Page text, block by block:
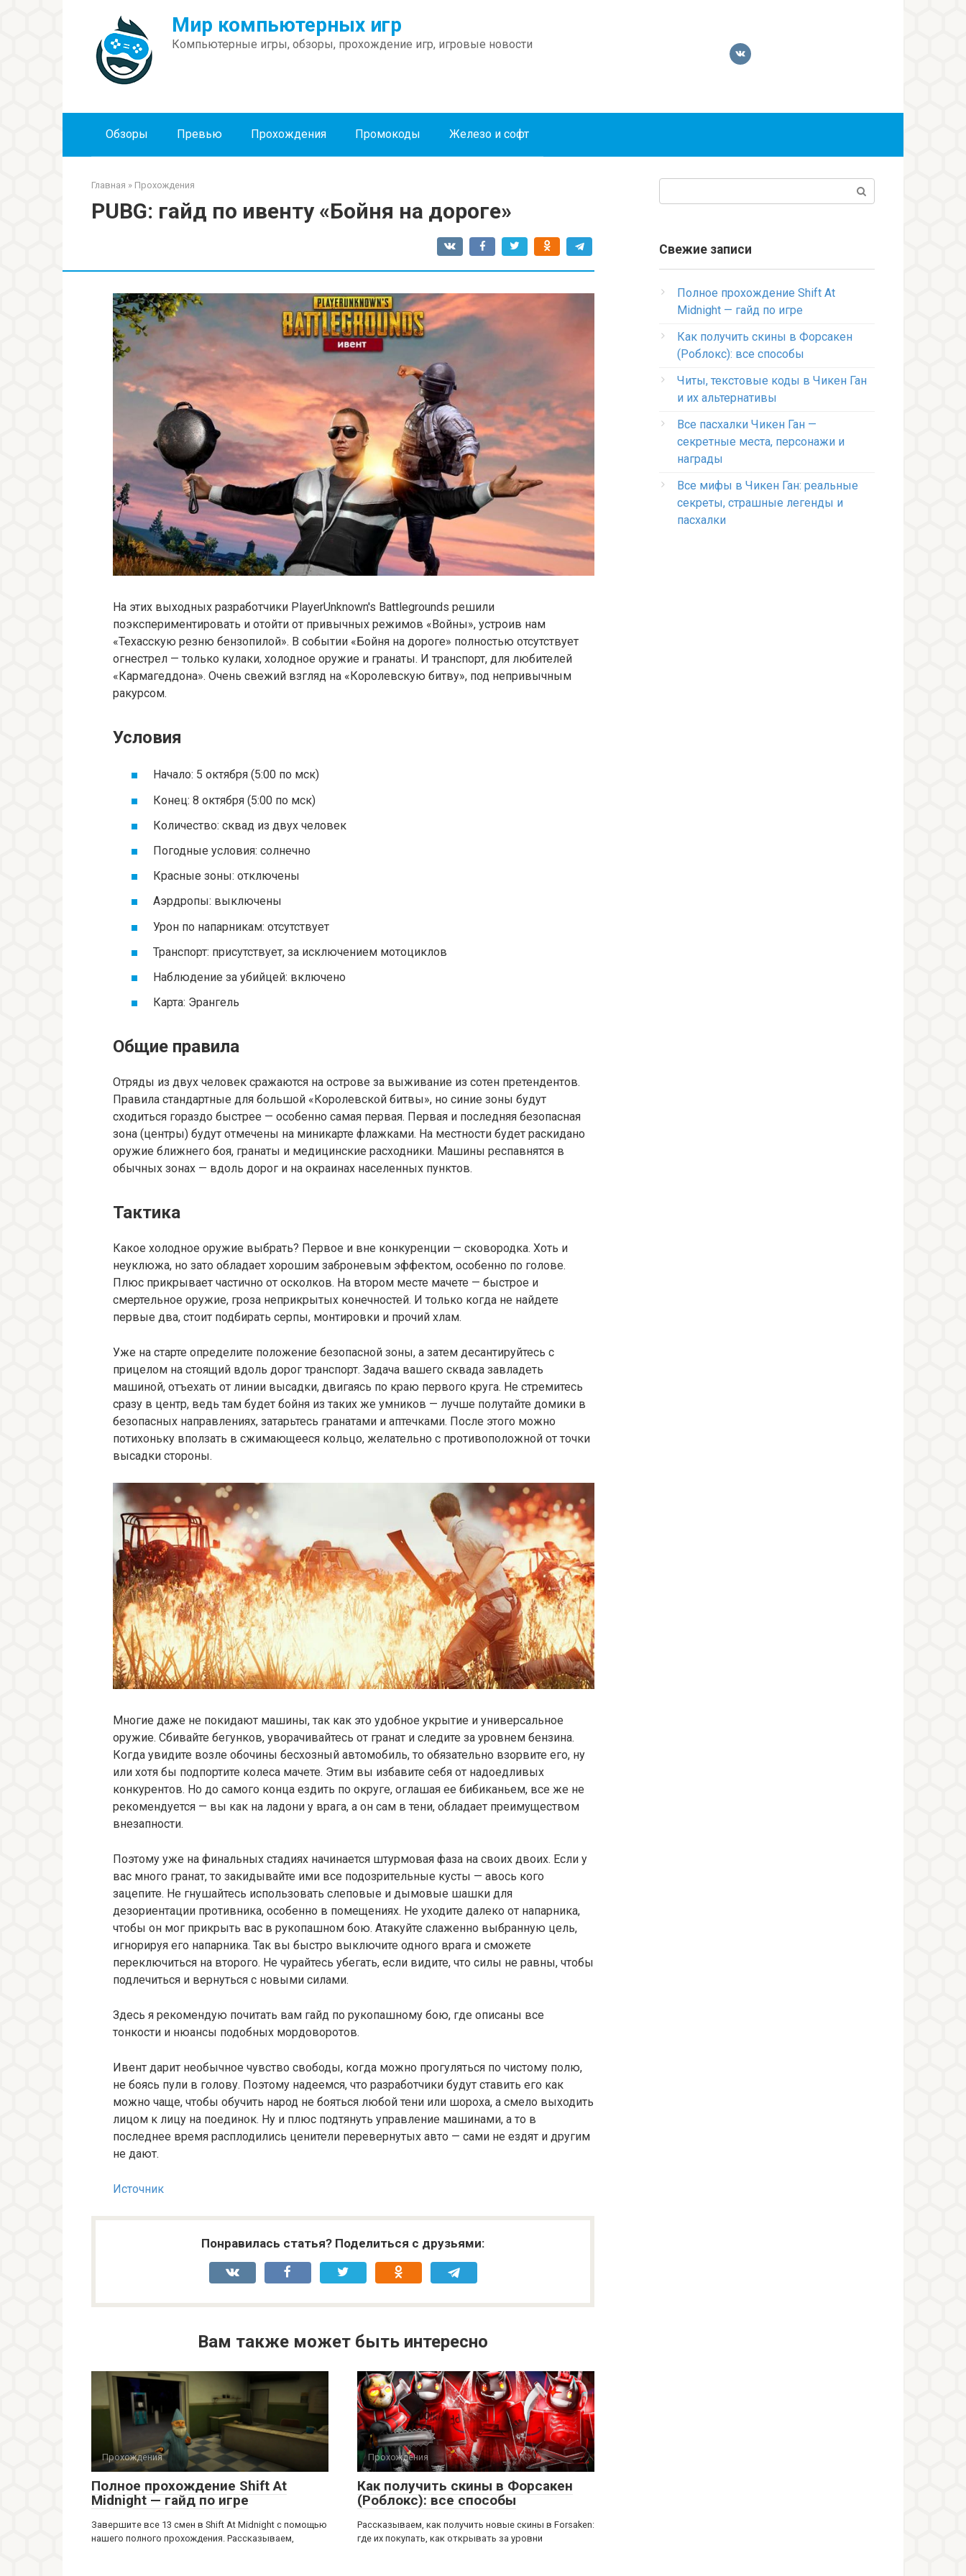
Мир компьютерных игр
Компьютерные игры, обзоры, прохождение игр, игровые новости
Обзоры Превью Прохождения Промокоды Железо и софт
Главная » Прохождения
PUBG: гайд по ивенту «Бойня на дороге»
На этих выходных разработчики PlayerUnknown's Battlegrounds решили
поэкспериментировать и отойти от привычных режимов «Войны», устроив нам
«Техасскую резню бензопилой». В событии «Бойня на дороге» полностью отсутствует
огнестрел — только кулаки, холодное оружие и гранаты. И транспорт, для любителей
«Кармагеддона». Очень свежий взгляд на «Королевскую битву», под непривычным
ракурсом.
Условия
Начало: 5 октября (5:00 по мск)
Конец: 8 октября (5:00 по мск)
Количество: сквад из двух человек
Погодные условия: солнечно
Красные зоны: отключены
Аэрдропы: выключены
Урон по напарникам: отсутствует
Транспорт: присутствует, за исключением мотоциклов
Наблюдение за убийцей: включено
Карта: Эрангель
Общие правила
Отряды из двух человек сражаются на острове за выживание из сотен претендентов.
Правила стандартные для большой «Королевской битвы», но синие зоны будут
сходиться гораздо быстрее — особенно самая первая. Первая и последняя безопасная
зона (центры) будут отмечены на миникарте флажками. На местности будет раскидано
оружие ближнего боя, гранаты и медицинские расходники. Машины респавнятся в
обычных зонах — вдоль дорог и на окраинах населенных пунктов.
Тактика
Какое холодное оружие выбрать? Первое и вне конкуренции — сковородка. Хоть и
неуклюжа, но зато обладает хорошим заброневым эффектом, особенно по голове.
Плюс прикрывает частично от осколков. На втором месте мачете — быстрое и
смертельное оружие, гроза неприкрытых конечностей. И только когда не найдете
первые два, стоит подбирать серпы, монтировки и прочий хлам.
Уже на старте определите положение безопасной зоны, а затем десантируйтесь с
прицелом на стоящий вдоль дорог транспорт. Задача вашего сквада завладеть
машиной, отъехать от линии высадки, двигаясь по краю первого круга. Не стремитесь
сразу в центр, ведь там будет бойня из таких же умников — лучше полутайте домики в
безопасных направлениях, затарьтесь гранатами и аптечками. После этого можно
потихоньку вползать в сжимающееся кольцо, желательно с противоположной от точки
высадки стороны.
Многие даже не покидают машины, так как это удобное укрытие и универсальное
оружие. Сбивайте бегунков, уворачивайтесь от гранат и следите за уровнем бензина.
Когда увидите возле обочины бесхозный автомобиль, то обязательно взорвите его, ну
или хотя бы подпортите колеса мачете. Этим вы избавите себя от надоедливых
конкурентов. Но до самого конца ездить по округе, оглашая ее бибиканьем, все же не
рекомендуется — вы как на ладони у врага, а он сам в тени, обладает преимуществом
внезапности.
Поэтому уже на финальных стадиях начинается штурмовая фаза на своих двоих. Если у
вас много гранат, то закидывайте ими все подозрительные кусты — авось кого
зацепите. Не гнушайтесь использовать слеповые и дымовые шашки для
дезориентации противника, особенно в помещениях. Не уходите далеко от напарника,
чтобы он мог прикрыть вас в рукопашном бою. Атакуйте слаженно выбранную цель,
игнорируя его напарника. Так вы быстро выключите одного врага и сможете
переключиться на второго. Не чурайтесь убегать, если видите, что силы не равны, чтобы
подлечиться и вернуться с новыми силами.
Здесь я рекомендую почитать вам гайд по рукопашному бою, где описаны все
тонкости и нюансы подобных мордоворотов.
Ивент дарит необычное чувство свободы, когда можно прогуляться по чистому полю,
не боясь пули в голову. Поэтому надеемся, что разработчики будут ставить его как
можно чаще, чтобы обучить народ не бояться любой тени или шороха, а смело выходить
лицом к лицу на поединок. Ну и плюс подтянуть управление машинами, а то в
последнее время расплодились ценители перевернутых авто — сами не ездят и другим
не дают.
Источник
Понравилась статья? Поделиться с друзьями:
Вам также может быть интересно
Прохождения
Полное прохождение Shift At
Midnight — гайд по игре
Завершите все 13 смен в Shift At Midnight с помощью
нашего полного прохождения. Рассказываем,
Прохождения
Как получить скины в Форсакен
(Роблокс): все способы
Рассказываем, как получить новые скины в Forsaken:
где их покупать, как открывать за уровни
Свежие записи
Полное прохождение Shift At
Midnight — гайд по игре
Как получить скины в Форсакен
(Роблокс): все способы
Читы, текстовые коды в Чикен Ган
и их альтернативы
Все пасхалки Чикен Ган —
секретные места, персонажи и
награды
Все мифы в Чикен Ган: реальные
секреты, страшные легенды и
пасхалки